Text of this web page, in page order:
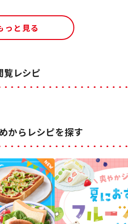
っと見る
覧レシピ
からレシピを探す